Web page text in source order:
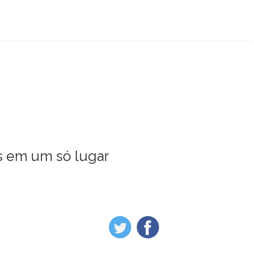
em um só lugar